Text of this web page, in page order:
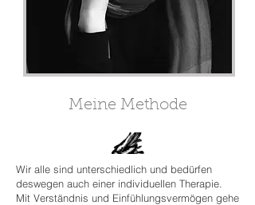
Meine Methode
Wir alle sind unterschiedlich und bedürfen
deswegen auch einer individuellen Therapie.
Mit Verständnis und Einfühlungsvermögen gehe